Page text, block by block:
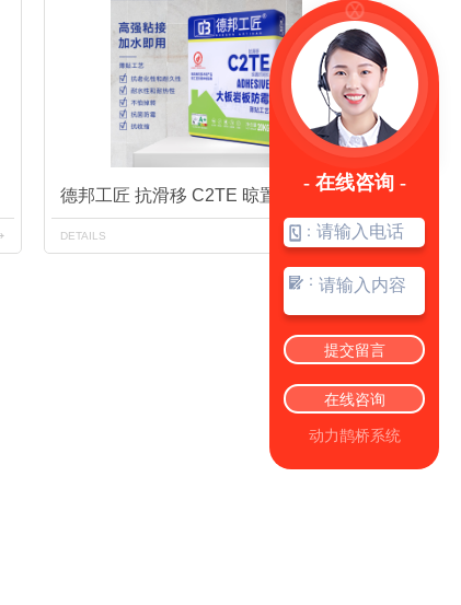
德邦工匠 抗滑移 C2TE 晾置时间长 ADHESIVE 大板岩板防霉
DETAILS
- 在线咨询 -
：
：
提交留言
在线咨询
动力鹊桥系统